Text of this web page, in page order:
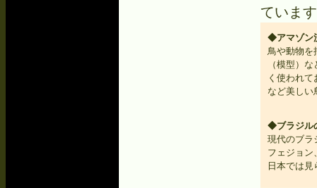
ていま
◆アマゾン
鳥や動物を
（模型）
く使われ
など美しい
◆ブラジル
現代のブラ
フェジョン
日本では